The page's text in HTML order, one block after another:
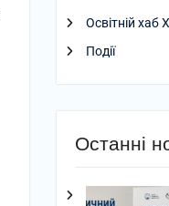
Освітній хаб
Події
Останні